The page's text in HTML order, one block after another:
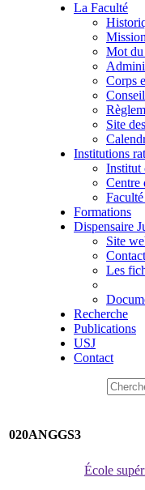
La Faculté
Mission
Mot
Corps
Site
Institutions
Institut
Centre
Formations
Dispensaire
Site
Contact
Les
Recherche
Publications
USJ
Contact
020ANGGS3
École